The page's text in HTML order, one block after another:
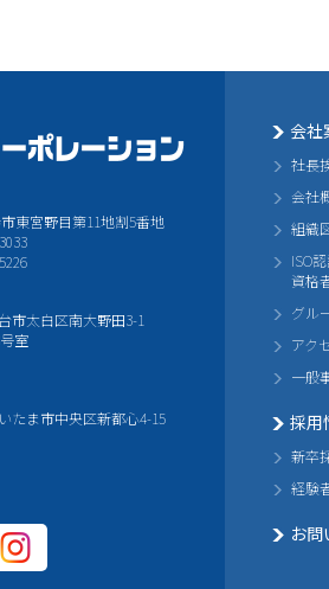
東宮野目第11地割5番地
市太白区南大野田3-1
室
たま市中央区新都心4-15
会社
社長
会社
組織
ISO
資格
グル
アク
一般
採用
新卒
経験
お